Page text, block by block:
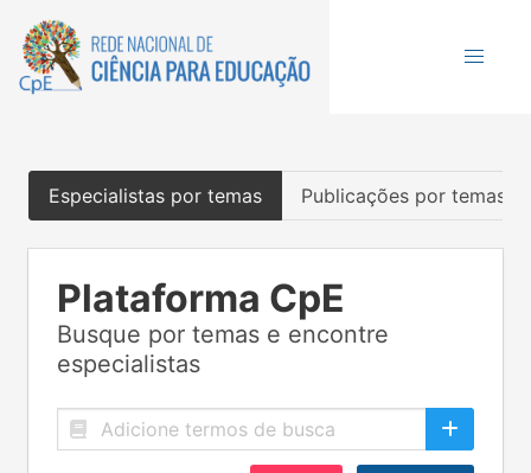
Especialistas por temas Publicações por temas
Plataforma CpE
Busque por temas e encontre
especialistas